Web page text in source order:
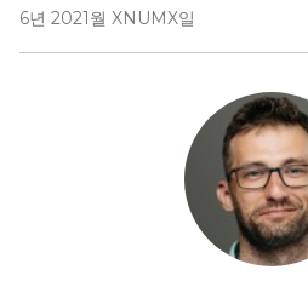
6년 2021월 XNUMX일